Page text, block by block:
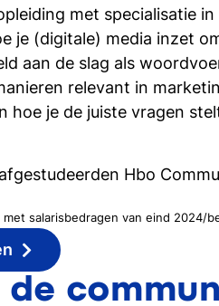
met specialisatie
je (digitale) media inzet
aan de slag als
relevant in
hoe je de juiste vragen
Hbo
salarisbedragen van eind 2024/
de